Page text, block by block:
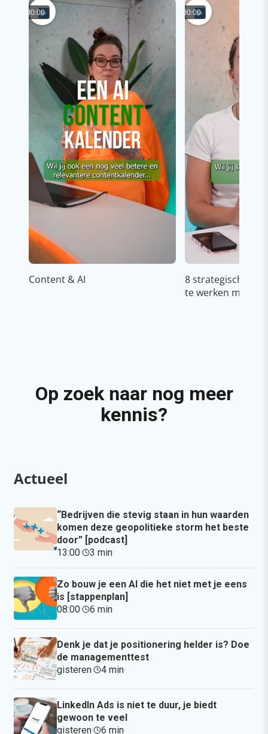
00:00
Content & AI
00:00
8 strategische
te werken met
Op zoek naar nog meer
kennis?
Actueel
“Bedrijven die stevig staan in hun waarden
komen deze geopolitieke storm het beste
door” [podcast]
13:00· 3 min·
Zo bouw je een AI die het niet met je eens
is [stappenplan]
08:00· 6 min·
Denk je dat je positionering helder is? Doe
de managementtest
gisteren· 4 min·
LinkedIn Ads is niet te duur, je biedt
gewoon te veel
gisteren· 6 min·